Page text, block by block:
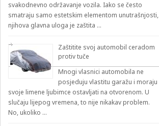
svakodnevno održavanje vozila. Iako se često
smatraju samo estetskim elementom unutrašnjosti,
njihova glavna uloga je zaštita …
Zaštitite svoj automobil ceradom
protiv tuče
Mnogi vlasnici automobila ne
posjeduju vlastitu garažu i moraju
svoje limene ljubimce ostavljati na otvorenom. U
slučaju lijepog vremena, to nije nikakav problem.
No, ukoliko …